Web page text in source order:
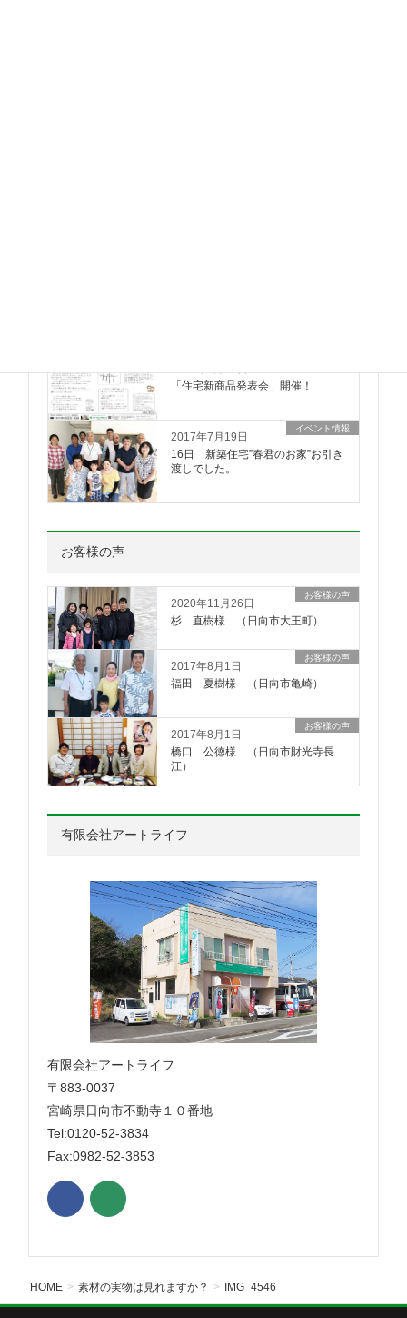
「住宅新商品発表会」開催！
2017年7月19日
イベント情報
16日 新築住宅”春君のお家”お引き
渡しでした。
お客様の声
2020年11月26日
お客様の声
杉 直樹様 （日向市大王町）
2017年8月1日
お客様の声
福田 夏樹様 （日向市亀崎）
2017年8月1日
お客様の声
橋口 公徳様 （日向市財光寺長
江）
有限会社アートライフ
有限会社アートライフ
〒883-0037
宮崎県日向市不動寺１０番地
Tel:0120-52-3834
Fax:0982-52-3853
HOME 素材の実物は見れますか？ IMG_4546